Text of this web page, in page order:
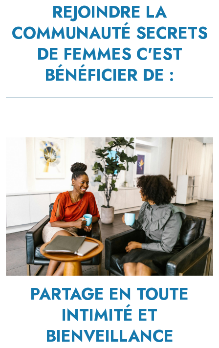
REJOINDRE LA
COMMUNAUTÉ SECRETS
DE FEMMES C'EST
BÉNÉFICIER DE :
PARTAGE EN TOUTE
INTIMITÉ ET
BIENVEILLANCE